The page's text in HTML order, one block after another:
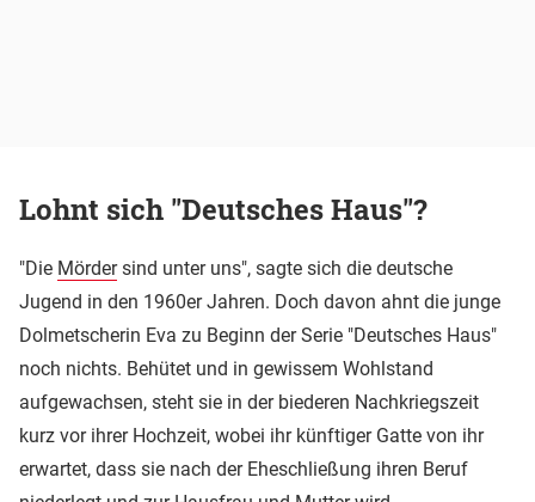
Lohnt sich "Deutsches Haus"?
"Die Mördersind unter uns", sagte sich die deutsche
Jugend in den 1960er Jahren. Doch davon ahnt die junge
Dolmetscherin Eva zu Beginn der Serie "Deutsches Haus"
noch nichts. Behütet und in gewissem Wohlstand
aufgewachsen, steht sie in der biederen Nachkriegszeit
kurz vor ihrer Hochzeit, wobei ihr künftiger Gatte von ihr
erwartet, dass sie nach der Eheschließung ihren Beruf